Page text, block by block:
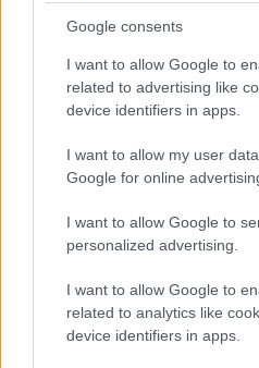
Google consents
I want to allow Google to
related to advertising like
device identifiers in apps.
I want to allow my user
Google for online
I want to allow Google to
personalized advertising.
I want to allow Google to
related to analytics like
device identifiers in apps.
contratto, non una
legittimo che preveda